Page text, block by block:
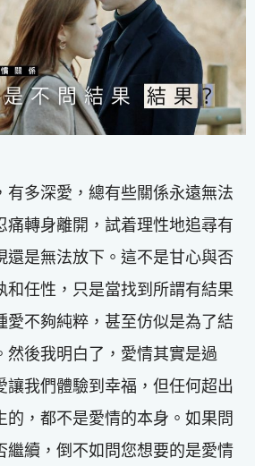
有多深愛，總有些關係永遠無法
痛轉身離開，試着理性地追尋有
還是無法放下。這不是甘心與否
和任性，只是當找到所謂有結果
愛不夠純粹，甚至仿似是為了結
然後我明白了，愛情其實是過
讓我們體驗到幸福，但任何超出
的，都不是愛情的本身。如果問
繼續，倒不如問您想要的是愛情